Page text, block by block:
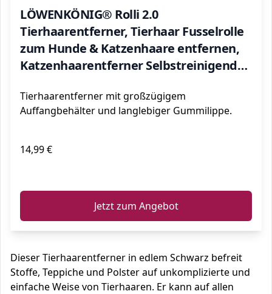
LÖWENKÖNIG® Rolli 2.0
Tierhaarentferner, Tierhaar Fusselrolle
zum Hunde & Katzenhaare entfernen,
Katzenhaarentferner Selbstreinigend
Kratzbaum, Teppich, Auto, Katzen-
Zubehör
Tierhaarentferner mit großzügigem
Auffangbehälter und langlebiger Gummilippe.
14,99 €
Jetzt zum Angebot
Dieser Tierhaarentferner in edlem Schwarz befreit
Stoffe, Teppiche und Polster auf unkomplizierte und
einfache Weise von Tierhaaren. Er kann auf allen